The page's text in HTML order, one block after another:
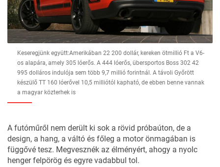
Keseregjünk együtt:Amerikában 22 200 dollár, kereken ötmillió Ft a V6-
os alapára, amely 305 lóerős. A 444 lóerős, übersportos Boss 302 42
995 dolláros indulója sem több 9,7 millió forintnál. A távoli Győrött
készülő TT 160 lóerővel 10,5 milliótól kapható, de ebben benne vannak
a magyar közterhek is
A futóműről nem derült ki sok a rövid próbaúton, de a
design, a hang, a váltó és főleg a motor önmagában is
függővé tesz. Megvesznék az élményért, ahogy a nyolc
henger felpörög és egyre vadabbul tol.